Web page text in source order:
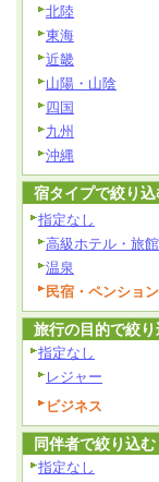
北陸
東海
近畿
山陽・山陰
四国
九州
沖縄
宿タイプで絞り込
指定なし
高級ホテル・旅館
温泉
民宿・ペンション
旅行の目的で絞り
指定なし
レジャー
ビジネス
同伴者で絞り込む
指定なし